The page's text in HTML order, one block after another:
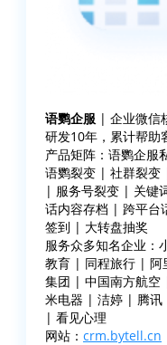
语鹦企服 | 企业微信
研发10年，累计帮助
产品矩阵：语鹦企
语鹦裂变 | 社群裂
| 服务号裂变 | 关键
话内容存档 | 跨平
签到 | 大转盘抽奖
服务众多知名企业
教育 | 同程旅行 |
集团 | 中国南方航
米电器 | 洁婷 | 腾
| 看见心理
网站： crm.bytell.cn